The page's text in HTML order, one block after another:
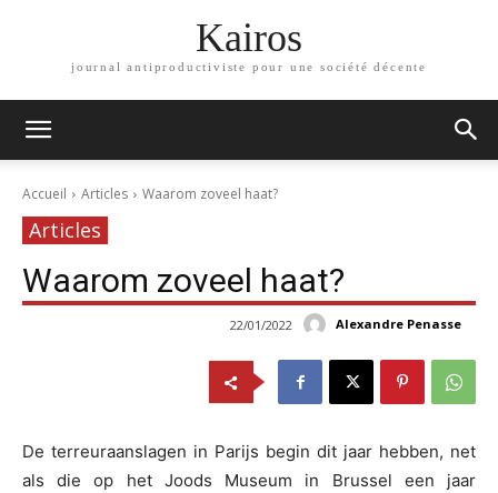
Kairos
journal antiproductiviste pour une société décente
Accueil Articles Waarom zoveel haat?
Articles
Waarom zoveel haat?
Alexandre Penasse
22/01/2022
De terreuraanslagen in Parijs begin dit jaar hebben, net
als die op het Joods Museum in Brussel een jaar